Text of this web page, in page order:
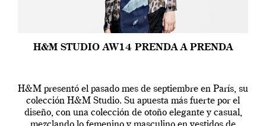
H&M STUDIO AW14 PRENDA A PRENDA
H&M presentó el pasado mes de septiembre en París, su
colección H&M Studio. Su apuesta más fuerte por el
diseño, con una colección de otoño elegante y casual,